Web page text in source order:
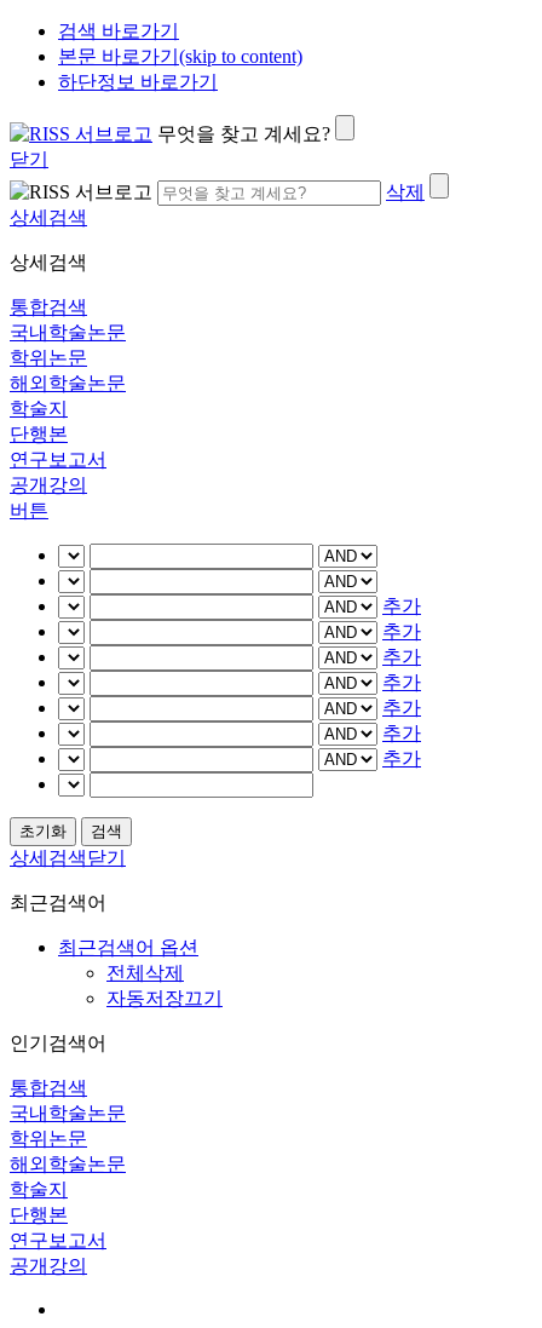
검색 바로가기
본문 바로가기(skip to content)
하단정보 바로가기
무엇을 찾고 계세요?
닫기
삭제
상세검색
상세검색
통합검색
국내학술논문
학위논문
해외학술논문
학술지
단행본
연구보고서
공개강의
버튼
추가
추가
추가
추가
추가
추가
추가
상세검색닫기
최근검색어
최근검색어 옵션
전체삭제
자동저장끄기
인기검색어
통합검색
국내학술논문
학위논문
해외학술논문
학술지
단행본
연구보고서
공개강의